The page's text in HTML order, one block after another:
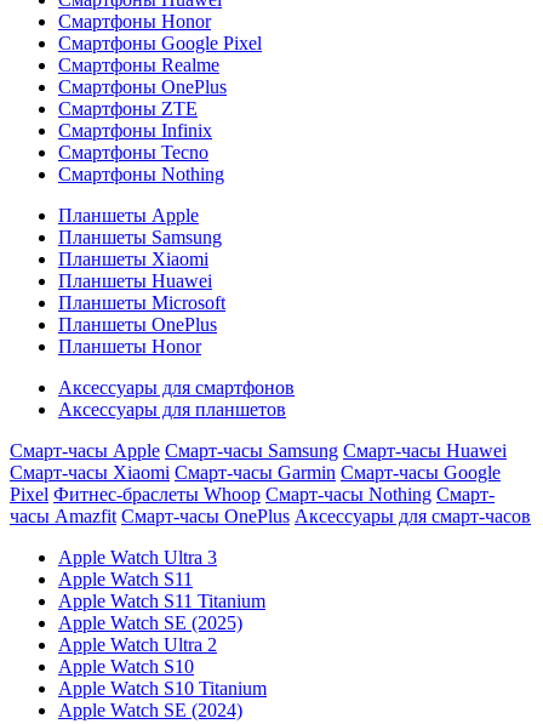
Смартфоны Honor
Смартфоны Google Pixel
Смартфоны Realme
Смартфоны OnePlus
Смартфоны ZTE
Смартфоны Infinix
Смартфоны Tecno
Смартфоны Nothing
Планшеты Apple
Планшеты Samsung
Планшеты Xiaomi
Планшеты Huawei
Планшеты Microsoft
Планшеты OnePlus
Планшеты Honor
Аксессуары для смартфонов
Аксессуары для планшетов
Смарт-часы Apple Смарт-часы Samsung Смарт-часы Huawei
Смарт-часы Xiaomi Смарт-часы Garmin Смарт-часы Google
Pixel Фитнес-браслеты Whoop Смарт-часы Nothing Смарт-
часы Amazfit Смарт-часы OnePlus Аксессуары для смарт-часов
Apple Watch Ultra 3
Apple Watch S11
Apple Watch S11 Titanium
Apple Watch SE (2025)
Apple Watch Ultra 2
Apple Watch S10
Apple Watch S10 Titanium
Apple Watch SE (2024)